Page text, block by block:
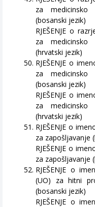
za medicinsko
(bosanski jezik)
RJEŠENJE o
za medicinsko
(hrvatski jezik)
RJEŠENJE o
za medicinsko
(bosanski jezik)
RJEŠENJE o
za medicinsko
(hrvatski jezik)
RJEŠENJE o
za zapošljavanje
RJEŠENJE o
za zapošljavanje
RJEŠENJE o
(UO) za hitni
(bosanski jezik)
RJEŠENJE o